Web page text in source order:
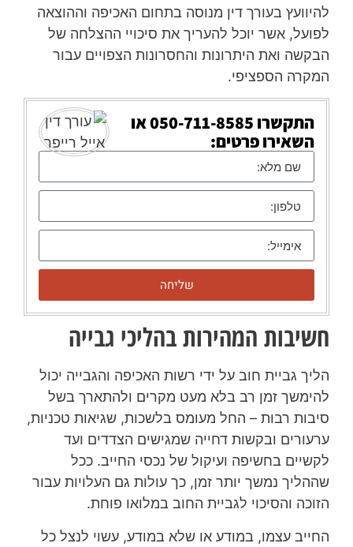
להיוועץ בעורך דין מנוסה בתחום האכיפה וההוצאה
לפועל, אשר יוכל להעריך את סיכויי ההצלחה של
הבקשה ואת היתרונות והחסרונות הצפויים עבור
המקרה הספציפי.
התקשרו 050-711-8585או
השאירו פרטים:
שליחה
חשיבות המהירות בהליכי גבייה
הליך גביית חוב על ידי רשות האכיפה והגבייה יכול
להימשך זמן רב בלא מעט מקרים ולהתארך בשל
סיבות רבות – החל מעומס בלשכות, שגיאות טכניות,
ערעורים ובקשות דחייה שמגישים הצדדים ועד
לקשיים בחשיפה ועיקול של נכסי החייב. ככל
שההליך נמשך יותר זמן, כך עולות גם העלויות עבור
הזוכה והסיכוי לגביית החוב במלואו פוחת.
החייב עצמו, במודע או שלא במודע, עשוי לנצל כל